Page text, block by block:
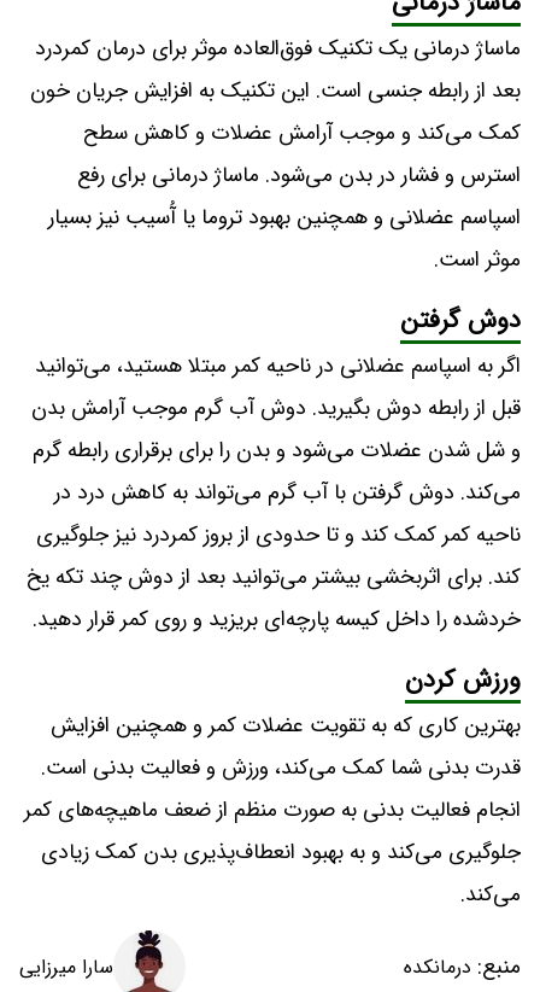
ماساژ درمانی یک تکنیک فوق‌العاده موثر برای درمان کمردرد
بعد از رابطه جنسی است. این تکنیک به افزایش جریان خون
کمک می‌کند و موجب آرامش عضلات و کاهش سطح
استرس و فشار در بدن می‌شود. ماساژ درمانی برای رفع
اسپاسم عضلانی و همچنین بهبود تروما یا آُسیب نیز بسیار
موثر است.
دوش گرفتن
اگر به اسپاسم عضلانی در ناحیه کمر مبتلا هستید، می‌توانید
قبل از رابطه دوش بگیرید. دوش آب گرم موجب آرامش بدن
و شل شدن عضلات می‌شود و بدن را برای برقراری رابطه گرم
می‌کند. دوش گرفتن با آب گرم می‌تواند به کاهش درد در
ناحیه کمر کمک کند و تا حدودی از بروز کمردرد نیز جلوگیری
کند. برای اثربخشی بیشتر می‌توانید بعد از دوش چند تکه یخ
خردشده را داخل کیسه پارچه‌ای بریزید و روی کمر قرار دهید.
ورزش کردن
بهترین کاری که به تقویت عضلات کمر و همچنین افزایش
قدرت بدنی شما کمک می‌کند، ورزش و فعالیت بدنی است.
انجام فعالیت بدنی به صورت منظم از ضعف ماهیچه‌های کمر
جلوگیری می‌کند و به بهبود انعطاف‌پذیری بدن کمک زیادی
می‌کند.
منبع: درمانکده سارا میرزایی